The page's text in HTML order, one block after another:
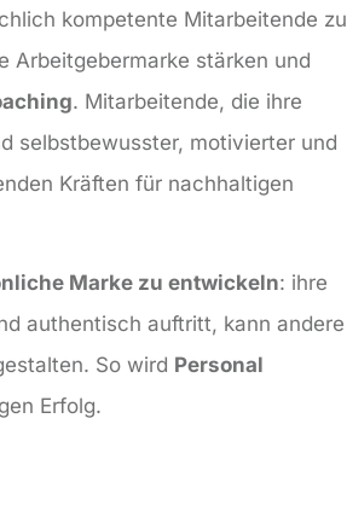
kompetente Mitarbeitende zu
Arbeitgebermarke stärken und
. Mitarbeitende, die ihre
selbstbewusster, motivierter und
Kräften für nachhaltigen
Marke zu entwickeln: ihre
authentisch auftritt, kann andere
So wird Personal
Erfolg.